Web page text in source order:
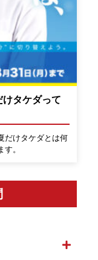
けタケダって
だけタケダとは何
。